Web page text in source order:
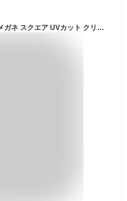
[エイトトウキョウ] サングラス 伊達メガネ スクエア UVカット クリア ライト カラー メンズ レディース レトロ ビンテージ ウェリントン ブルーライトカットメガネ 運転用 スポーツ [ 鯖江メーカー企画 ] ブラック/クリア 658-1